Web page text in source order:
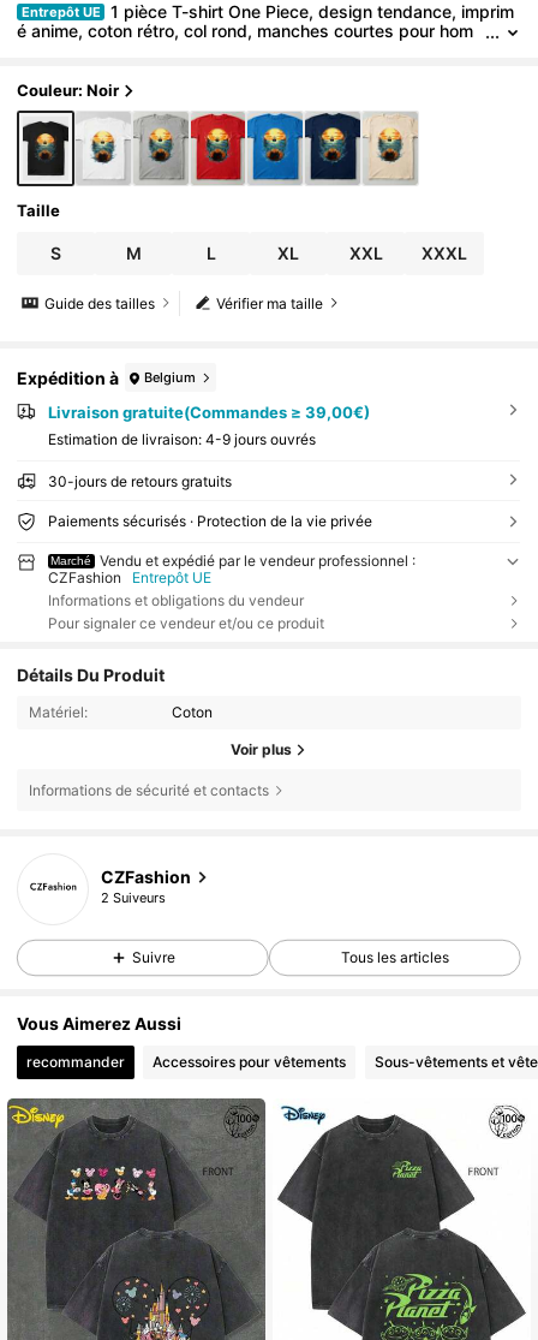
Entrepôt UE
1 pièce T-shirt One Piece, design tendance, imprim
é anime, coton rétro, col rond, manches courtes pour hom
Couleur: Noir
Taille
S M L XL XXL XXXL
Vérifier ma taille
Guide des tailles
Expédition à Belgium
Livraison gratuite(Commandes ≥ 39,00€)
Estimation de livraison: 4-9 jours ouvrés
30-jours de retours gratuits
Paiements sécurisés · Protection de la vie privée
Marché
Vendu et expédié par le vendeur professionnel :
CZFashion
Entrepôt UE
Informations et obligations du vendeur
Pour signaler ce vendeur et/ou ce produit
Détails Du Produit
Matériel: Coton
Voir plus
Informations de sécurité et contacts
CZFashion
2 Suiveurs
Suivre Tous les articles
Vous Aimerez Aussi
recommander Accessoires pour vêtements Sous-vêtements et